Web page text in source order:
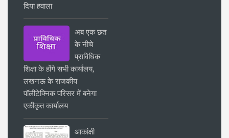
दिया हवाला
अब एक छत
के नीचे
प्राविधिक
शिक्षा के होंगे सभी कार्यालय,
लखनऊ के राजकीय
पॉलीटेक्निक परिसर में बनेगा
एकीकृत कार्यालय
आकांक्षी